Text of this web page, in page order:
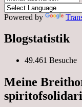
Archiv
Powered by
Blogstatistik
49.461 Besuche
Meine